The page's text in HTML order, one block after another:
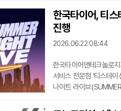
높은 관심을 받고 있다.
가까이에서 만나 차량
기회를 제공하고자 이번
세일즈 부문 총괄
한국타이어, 티
진행
2026.06.22 08:44
한국타이어앤테크놀로
서비스 전문점 '티스테
나이트 라이브
교체를 고려하는 고객에